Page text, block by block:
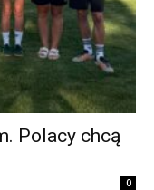
Polacy chcą
0